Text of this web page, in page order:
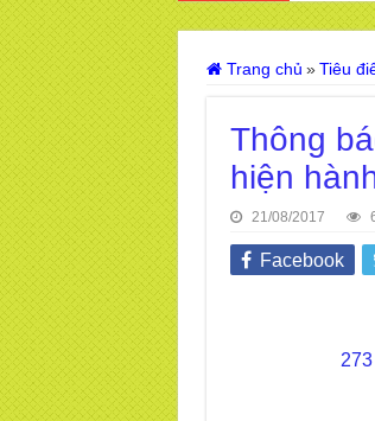
Trang chủ » Tiêu
Thông
hiện
21/08/2017
Facebook